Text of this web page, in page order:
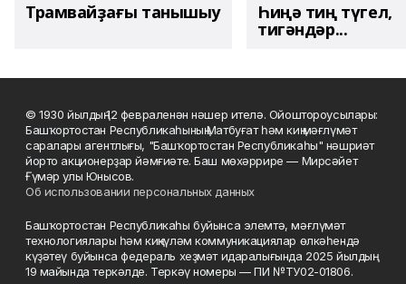
Трамвайҙағы танышыу Һиңә тиң түгел,
тигәндәр...
© 1930 йылдың 12 февраленән нәшер ителә. Ойоштороусылары:
Башҡортостан Республикаһының Матбуғат һәм киң мәғлүмәт
саралары агентлығы, "Башҡортостан Республикаһы" нәшриәт
йорто акционерҙар йәмғиәте. Баш мөхәррире — Мирсәйет
Ғүмәр улы Юнысов.
Об использовании персональных данных
Башҡортостан Республикаһы буйынса элемтә, мәғлүмәт
технологиялары һәм киңкүләм коммуникациялар өлкәһендә
күҙәтеү буйынса федераль хеҙмәт идаралығында 2025 йылдың
19 майында теркәлде. Теркәү номеры — ПИ №ТУ02-01806.